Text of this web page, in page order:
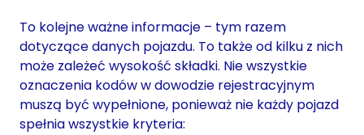
To kolejne ważne informacje – tym razem
dotyczące danych pojazdu. To także od kilku z nich
może zależeć wysokość składki. Nie wszystkie
oznaczenia kodów w dowodzie rejestracyjnym
muszą być wypełnione, ponieważ nie każdy pojazd
spełnia wszystkie kryteria: